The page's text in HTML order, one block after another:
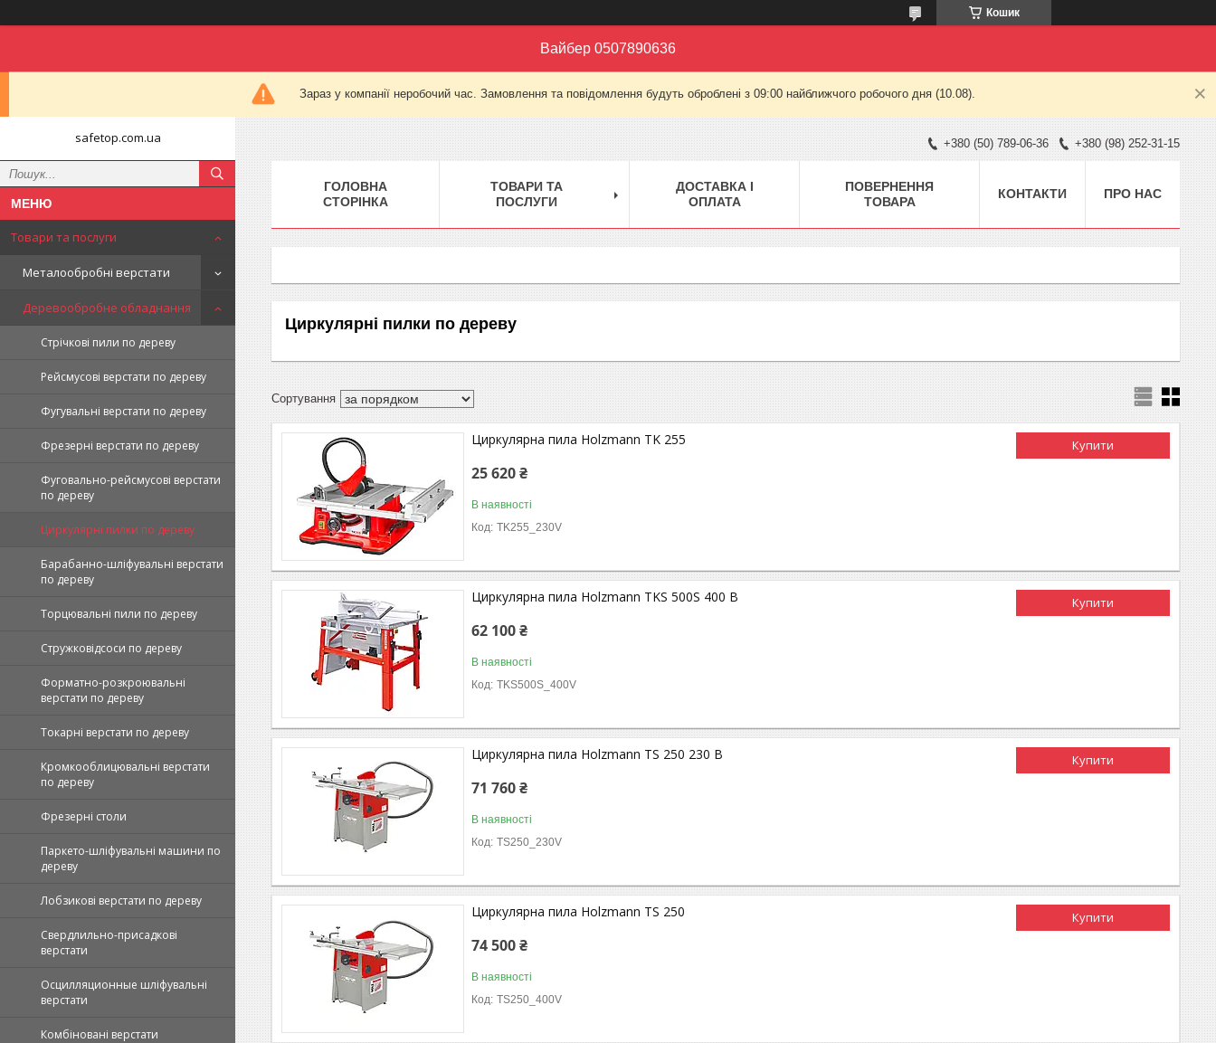
Кошик
Вайбер 0507890636
Зараз у компанії неробочий час. Замовлення та повідомлення будуть оброблені з 09:00 найближчого робочого дня (10.08).
safetop.com.ua
Товари та послуги
Металообробні верстати
Деревообробне обладнання
Стрічкові пили по дереву
Рейсмусові верстати по дереву
Фугувальні верстати по дереву
Фрезерні верстати по дереву
Фуговально-рейсмусові верстати
по дереву
Циркулярні пилки по дереву
Барабанно-шліфувальні верстати
по дереву
Торцювальні пили по дереву
Стружковідсоси по дереву
Форматно-розкроювальні
верстати по дереву
Токарні верстати по дереву
Кромкооблицювальні верстати
по дереву
Фрезерні столи
Паркето-шліфувальні машини по
дереву
Лобзикові верстати по дереву
Свердлильно-присадкові
верстати
Осцилляционные шліфувальні
верстати
Комбіновані верстати
+380 (50) 789-06-36 +380 (98) 252-31-15
ГОЛОВНА
СТОРІНКА
ТОВАРИ ТА
ПОСЛУГИ
ДОСТАВКА І
ОПЛАТА
ПОВЕРНЕННЯ
ТОВАРА
КОНТАКТИ ПРО НАС
Циркулярні пилки по дереву
Купити
Циркулярна пила Holzmann TK 255
25 620 ₴
В наявності
TK255_230V
Купити
Циркулярна пила Holzmann TKS 500S 400 В
62 100 ₴
В наявності
TKS500S_400V
Купити
Циркулярна пила Holzmann TS 250 230 В
71 760 ₴
В наявності
TS250_230V
Купити
Циркулярна пила Holzmann TS 250
74 500 ₴
В наявності
TS250_400V